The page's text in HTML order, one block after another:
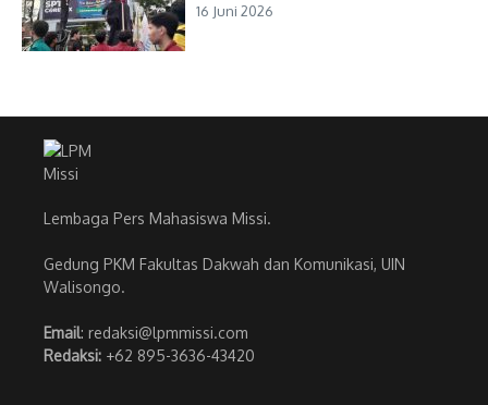
16 Juni 2026
Lembaga Pers Mahasiswa Missi.
Gedung PKM Fakultas Dakwah dan Komunikasi, UIN
Walisongo.
Email: redaksi@lpmmissi.com
Redaksi: +62 895-3636-43420